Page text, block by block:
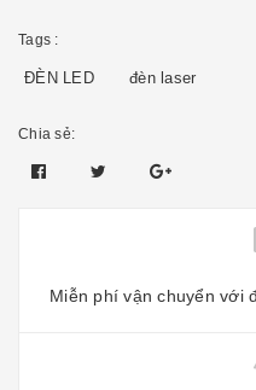
Tags :
ĐÈN LED đèn laser
Chia sẻ:
Miễn phí vận chuyển với